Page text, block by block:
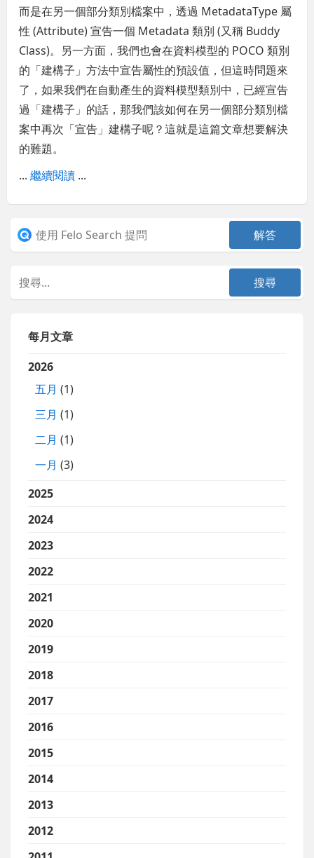
而是在另一個部分類別檔案中，透過 MetadataType 屬
性 (Attribute) 宣告一個 Metadata 類別 (又稱 Buddy
Class)。另一方面，我們也會在資料模型的 POCO 類別
的「建構子」方法中宣告屬性的預設值，但這時問題來
了，如果我們在自動產生的資料模型類別中，已經宣告
過「建構子」的話，那我們該如何在另一個部分類別檔
案中再次「宣告」建構子呢？這就是這篇文章想要解決
的難題。
...繼續閱讀 ...
每月文章
2026
五月 (1)
三月 (1)
二月 (1)
一月 (3)
2025
2024
2023
2022
2021
2020
2019
2018
2017
2016
2015
2014
2013
2012